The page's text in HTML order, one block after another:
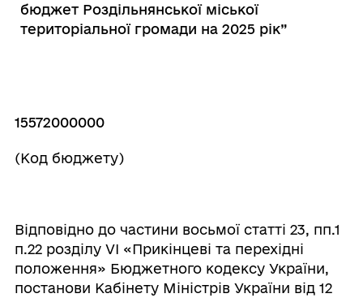
бюджет Роздільнянської міської
територіальної громади на 2025 рік”
15572000000
(Код бюджету)
Відповідно до частини восьмої статті 23, пп.1
п.22 розділу VI «Прикінцеві та перехідні
положення» Бюджетного кодексу України,
постанови Кабінету Міністрів України від 12